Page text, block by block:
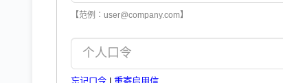
【范例：user@company.com】